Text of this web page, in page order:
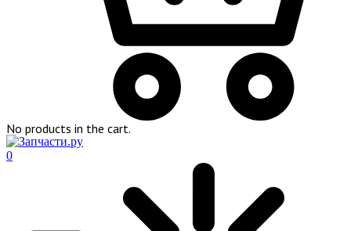
No products in the cart.
0